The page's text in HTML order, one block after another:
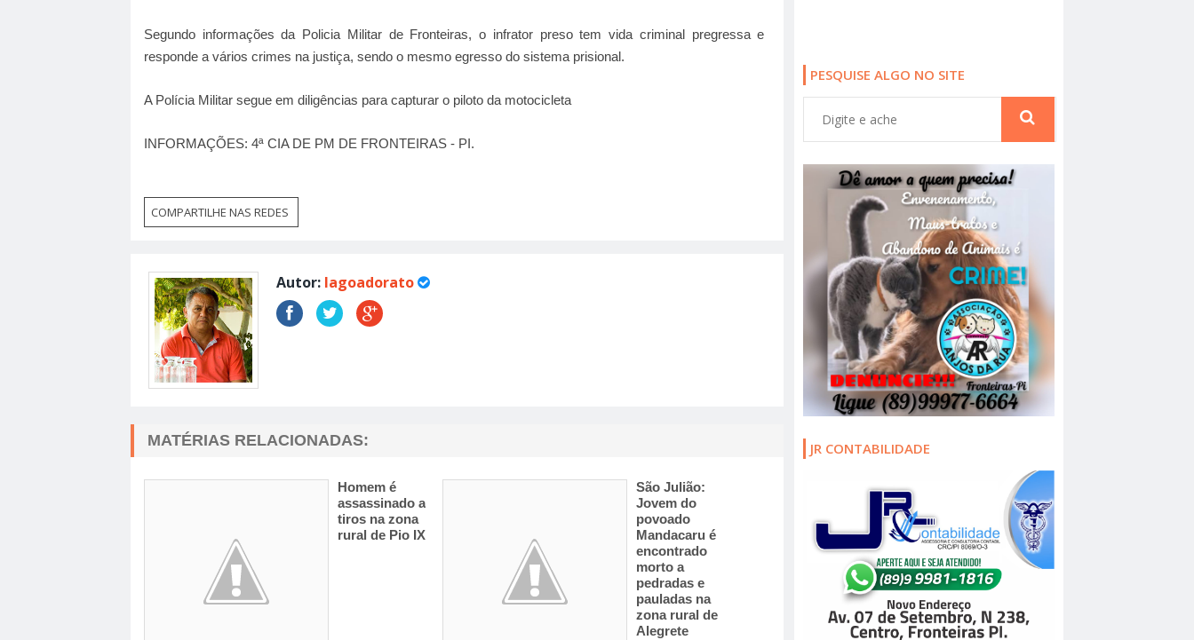
Segundo informações da Policia Militar de Fronteiras, o infrator preso tem vida criminal pregressa e
responde a vários crimes na justiça, sendo o mesmo egresso do sistema prisional.
A Polícia Militar segue em diligências para capturar o piloto da motocicleta
INFORMAÇÕES: 4ª CIA DE PM DE FRONTEIRAS - PI.
COMPARTILHE NAS REDES
Autor: lagoadorato
MATÉRIAS RELACIONADAS:
Homem é
assassinado a
tiros na zona
rural de Pio IX
São Julião:
Jovem do
povoado
Mandacaru é
encontrado
morto a
pedradas e
pauladas na
zona rural de
Alegrete
PESQUISE ALGO NO SITE
JR CONTABILIDADE